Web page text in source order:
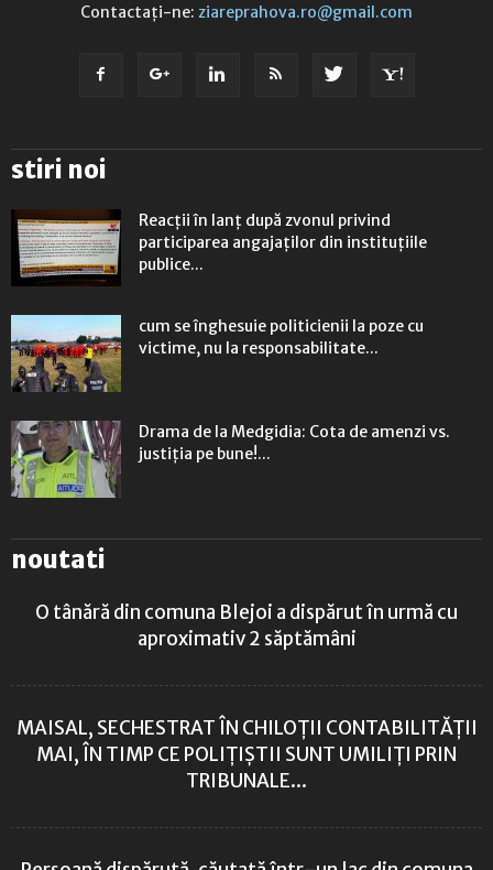
Contactați-ne: ziareprahova.ro@gmail.com
stiri noi
Reacții în lanț după zvonul privind
participarea angajaților din instituțiile
publice...
cum se înghesuie politicienii la poze cu
victime, nu la responsabilitate...
Drama de la Medgidia: Cota de amenzi vs.
justiția pe bune!...
noutati
O tânără din comuna Blejoi a dispărut în urmă cu
aproximativ 2 săptămâni
MAISAL, SECHESTRAT ÎN CHILOȚII CONTABILITĂȚII
MAI, ÎN TIMP CE POLIȚIȘTII SUNT UMILIȚI PRIN
TRIBUNALE...